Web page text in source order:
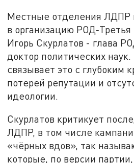
Местные отделения ЛДПР
в организацию
Игорь Скурлатов - глава
доктор политических
связывает это с глубоким
потерей репутации и
идеологии.
Скурлатов критикует
ЛДПР, в том числе
«чёрных вдов», так
которые, по версии